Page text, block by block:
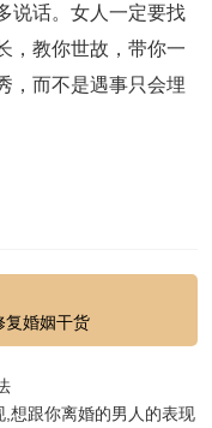
说话。女人一定要找
，教你世故，带你一
，而不是遇事只会埋
复婚姻干货
想跟你离婚的男人的表现